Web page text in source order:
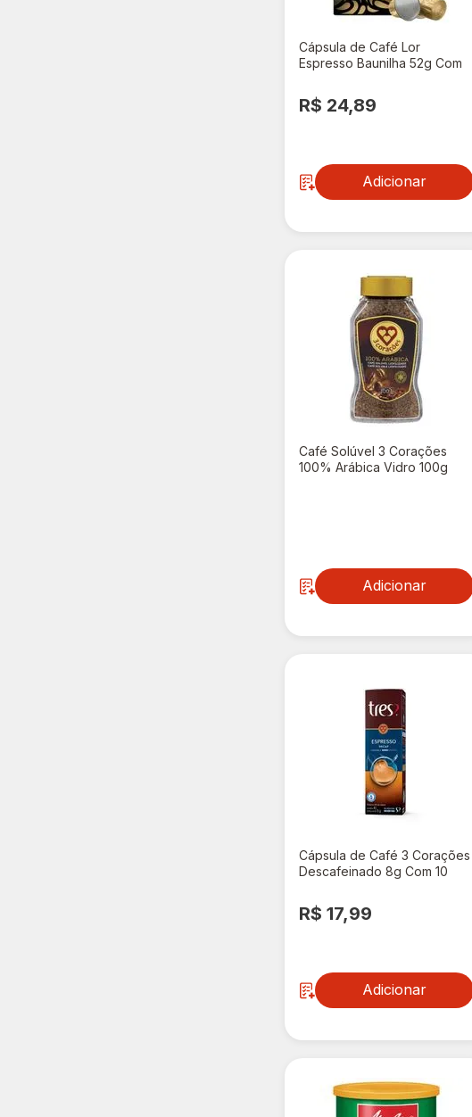
Cápsula de Café Lor
Espresso Baunilha 52g Com
R$ 24,89
Adicionar
Café Solúvel 3 Corações
100% Arábica Vidro 100g
Adicionar
Cápsula de Café 3 Corações
Descafeinado 8g Com 10
R$ 17,99
Adicionar